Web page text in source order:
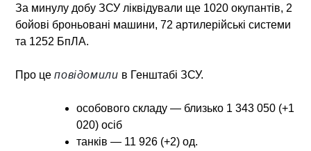
За минулу добу ЗСУ ліквідували ще 1020 окупантів, 2
бойові броньовані машини, 72 артилерійські системи
та 1252 БпЛА.
Про цеповідомили в Генштабі ЗСУ.
особового складу — близько 1 343 050 (+1
020) осіб
танків — 11 926 (+2) од.